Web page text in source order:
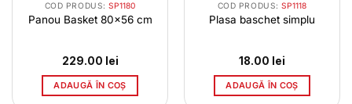
COD PRODUS:SP1180
Panou Basket 80×56 cm
229.00 lei
ADAUGĂ ÎN COȘ
COD PRODUS:SP1118
Plasa baschet simplu
18.00 lei
ADAUGĂ ÎN COȘ